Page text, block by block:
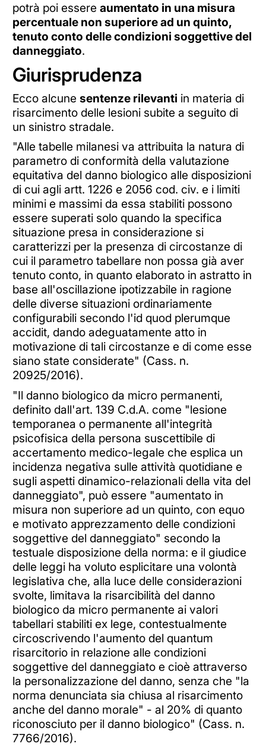
potrà poi essere aumentato in una misura
percentuale non superiore ad un quinto,
tenuto conto delle condizioni soggettive del
danneggiato.
Giurisprudenza
Ecco alcune sentenze rilevanti in materia di
risarcimento delle lesioni subite a seguito di
un sinistro stradale.
"Alle tabelle milanesi va attribuita la natura di
parametro di conformità della valutazione
equitativa del danno biologico alle disposizioni
di cui agli artt. 1226 e 2056 cod. civ. e i limiti
minimi e massimi da essa stabiliti possono
essere superati solo quando la specifica
situazione presa in considerazione si
caratterizzi per la presenza di circostanze di
cui il parametro tabellare non possa già aver
tenuto conto, in quanto elaborato in astratto in
base all'oscillazione ipotizzabile in ragione
delle diverse situazioni ordinariamente
configurabili secondo l'id quod plerumque
accidit, dando adeguatamente atto in
motivazione di tali circostanze e di come esse
siano state considerate" (Cass. n.
20925/2016).
"Il danno biologico da micro permanenti,
definito dall'art. 139 C.d.A. come "lesione
temporanea o permanente all'integrità
psicofisica della persona suscettibile di
accertamento medico-legale che esplica un
incidenza negativa sulle attività quotidiane e
sugli aspetti dinamico-relazionali della vita del
danneggiato", può essere "aumentato in
misura non superiore ad un quinto, con equo
e motivato apprezzamento delle condizioni
soggettive del danneggiato" secondo la
testuale disposizione della norma: e il giudice
delle leggi ha voluto esplicitare una volontà
legislativa che, alla luce delle considerazioni
svolte, limitava la risarcibilità del danno
biologico da micro permanente ai valori
tabellari stabiliti ex lege, contestualmente
circoscrivendo l'aumento del quantum
risarcitorio in relazione alle condizioni
soggettive del danneggiato e cioè attraverso
la personalizzazione del danno, senza che "la
norma denunciata sia chiusa al risarcimento
anche del danno morale" - al 20% di quanto
riconosciuto per il danno biologico" (Cass. n.
7766/2016).